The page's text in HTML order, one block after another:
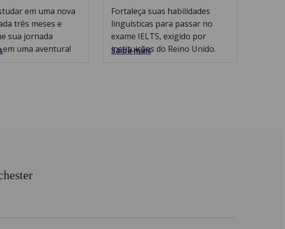
em uma nova
três meses e
sua jornada
uma aventura!
Fortaleça suas habilidades
linguísticas para passar no
exame IELTS, exigido por
instituições do Reino Unido.
Saiba mais